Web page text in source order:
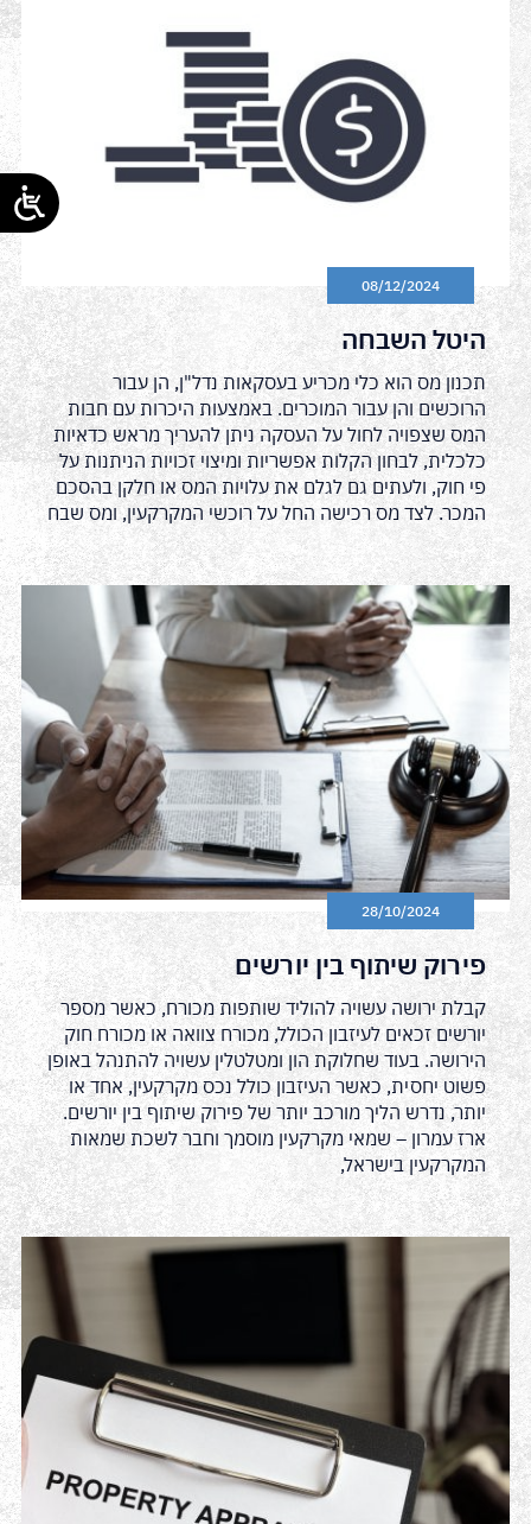
08/12/2024
היטל השבחה
תכנון מס הוא כלי מכריע בעסקאות נדל"ן, הן עבור
הרוכשים והן עבור המוכרים. באמצעות היכרות עם חבות
המס שצפויה לחול על העסקה ניתן להעריך מראש כדאיות
כלכלית, לבחון הקלות אפשריות ומיצוי זכויות הניתנות על
פי חוק, ולעתים גם לגלם את עלויות המס או חלקן בהסכם
המכר. לצד מס רכישה החל על רוכשי המקרקעין, ומס שבח
28/10/2024
פירוק שיתוף בין יורשים
קבלת ירושה עשויה להוליד שותפות מכורח, כאשר מספר
יורשים זכאים לעיזבון הכולל, מכורח צוואה או מכורח חוק
הירושה. בעוד שחלוקת הון ומטלטלין עשויה להתנהל באופן
פשוט יחסית, כאשר העיזבון כולל נכס מקרקעין, אחד או
יותר, נדרש הליך מורכב יותר של פירוק שיתוף בין יורשים.
ארז עמרון – שמאי מקרקעין מוסמך וחבר לשכת שמאות
המקרקעין בישראל,